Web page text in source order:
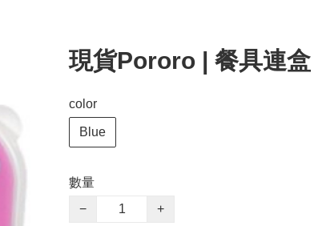
現貨Pororo | 餐具連盒
color
Blue
數量
−
+